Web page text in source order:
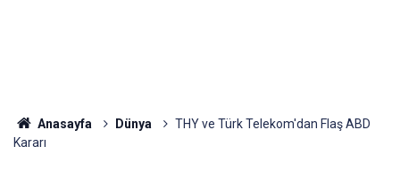
Anasayfa Dünya
THY ve Türk Telekom'dan Flaş ABD
Kararı